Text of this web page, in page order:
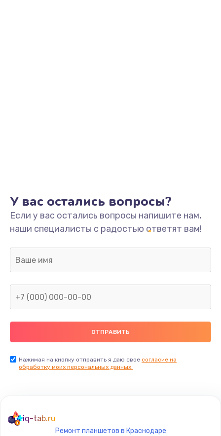
У вас остались вопросы?
Если у вас остались вопросы напишите нам,
наши специалисты с радостью ответят вам!
Нажимая на кнопку отправить я даю свое согласие на
обработку моих персональных данных.
iq-tab.ru
Ремонт планшетов в Краснодаре